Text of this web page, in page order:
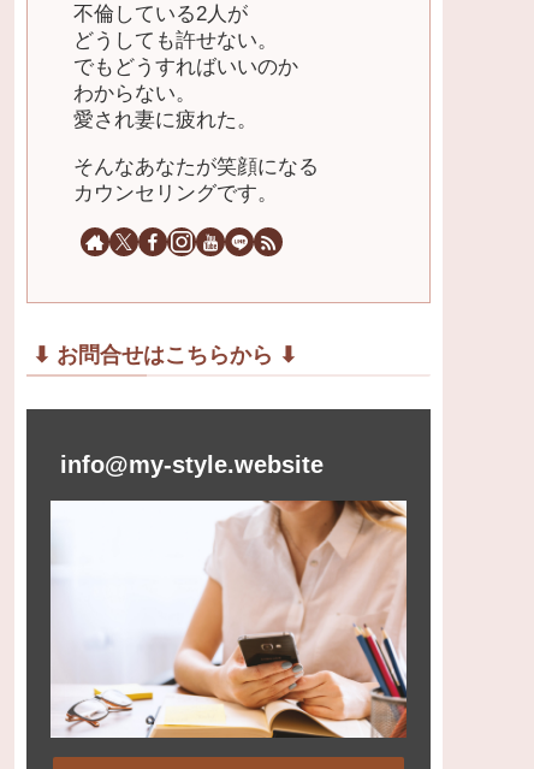
不倫している2人が
どうしても許せない。
でもどうすればいいのか
わからない。
愛され妻に疲れた。
そんなあなたが笑顔になる
カウンセリングです。
⬇︎ お問合せはこちらから ⬇︎
info@my-style.website